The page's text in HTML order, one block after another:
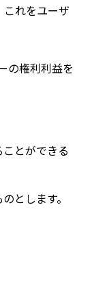
れをユーザ
の権利利益を
とができる
とします。